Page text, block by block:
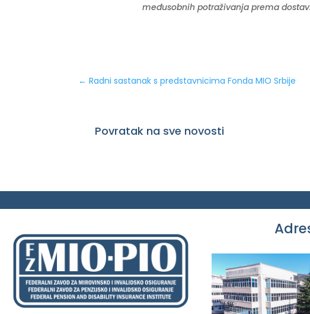
međusobnih potraživanja prema
← Radni sastanak s predstavnicima Fonda MIO Srbije
Povratak na sve novosti